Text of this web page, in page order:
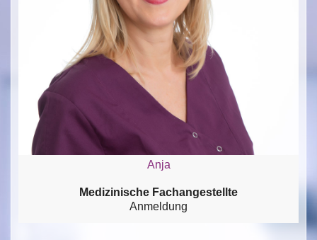
Anja
Medizinische Fachangestellte
Anmeldung